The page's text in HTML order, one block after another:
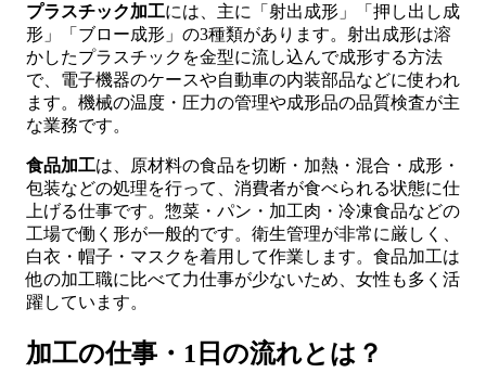
プラスチック加工には、主に「射出成形」「押し出し成
形」「ブロー成形」の3種類があります。射出成形は溶
かしたプラスチックを金型に流し込んで成形する方法
で、電子機器のケースや自動車の内装部品などに使われ
ます。機械の温度・圧力の管理や成形品の品質検査が主
な業務です。
食品加工は、原材料の食品を切断・加熱・混合・成形・
包装などの処理を行って、消費者が食べられる状態に仕
上げる仕事です。惣菜・パン・加工肉・冷凍食品などの
工場で働く形が一般的です。衛生管理が非常に厳しく、
白衣・帽子・マスクを着用して作業します。食品加工は
他の加工職に比べて力仕事が少ないため、女性も多く活
躍しています。
加工の仕事・1日の流れとは？